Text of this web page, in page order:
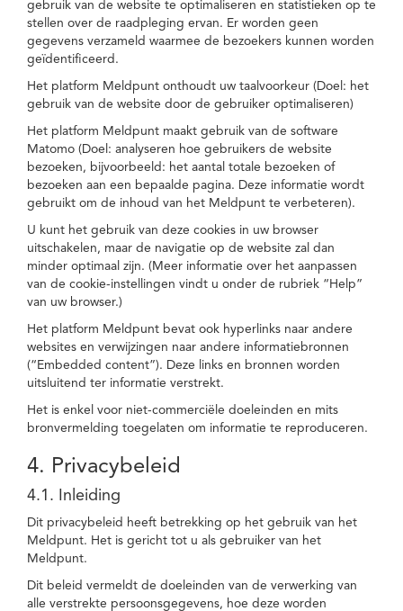
gebruik van de website te optimaliseren en statistieken op te
stellen over de raadpleging ervan. Er worden geen
gegevens verzameld waarmee de bezoekers kunnen worden
geïdentificeerd.
Het platform Meldpunt onthoudt uw taalvoorkeur (Doel: het
gebruik van de website door de gebruiker optimaliseren)
Het platform Meldpunt maakt gebruik van de software
Matomo (Doel: analyseren hoe gebruikers de website
bezoeken, bijvoorbeeld: het aantal totale bezoeken of
bezoeken aan een bepaalde pagina. Deze informatie wordt
gebruikt om de inhoud van het Meldpunt te verbeteren).
U kunt het gebruik van deze cookies in uw browser
uitschakelen, maar de navigatie op de website zal dan
minder optimaal zijn. (Meer informatie over het aanpassen
van de cookie-instellingen vindt u onder de rubriek “Help”
van uw browser.)
Het platform Meldpunt bevat ook hyperlinks naar andere
websites en verwijzingen naar andere informatiebronnen
(“Embedded content”). Deze links en bronnen worden
uitsluitend ter informatie verstrekt.
Het is enkel voor niet-commerciële doeleinden en mits
bronvermelding toegelaten om informatie te reproduceren.
4. Privacybeleid
4.1. Inleiding
Dit privacybeleid heeft betrekking op het gebruik van het
Meldpunt. Het is gericht tot u als gebruiker van het
Meldpunt.
Dit beleid vermeldt de doeleinden van de verwerking van
alle verstrekte persoonsgegevens, hoe deze worden